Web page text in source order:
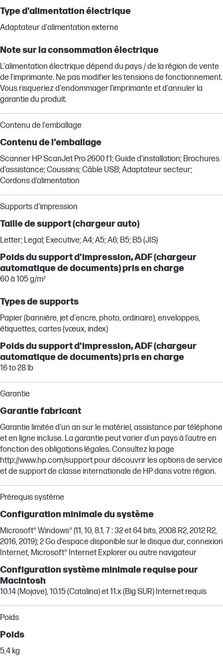
Type d'alimentation électrique
Adaptateur d'alimentation externe
Note sur la consommation électrique
L'alimentation électrique dépend du pays / de la région de vente
de l'imprimante. Ne pas modifier les tensions de fonctionnement.
Vous risqueriez d'endommager l'imprimante et d'annuler la
garantie du produit.
Contenu de l'emballage
Contenu de l’emballage
Scanner HP ScanJet Pro 2600 f1; Guide d’installation; Brochures
d’assistance; Coussins; Câble USB; Adaptateur secteur;
Cordons d’alimentation
Supports d'impression
Taille de support (chargeur auto)
Letter; Legal; Executive; A4; A5; A6; B5; B5 (JIS)
Poids du support d'impression, ADF (chargeur
automatique de documents) pris en charge
60 à 105 g/m²
Types de supports
Papier (bannière, jet d'encre, photo, ordinaire), enveloppes,
étiquettes, cartes (vœux, index)
Poids du support d'impression, ADF (chargeur
automatique de documents) pris en charge
16 to 28 lb
Garantie
Garantie fabricant
Garantie limitée d'un an sur le matériel, assistance par téléphone
et en ligne incluse. La garantie peut varier d’un pays à l’autre en
fonction des obligations légales. Consultez la page
http://www.hp.com/support pour découvrir les options de service
et de support de classe internationale de HP dans votre région.
Prérequis système
Configuration minimale du système
Microsoft® Windows® (11, 10, 8.1, 7 : 32 et 64 bits, 2008 R2, 2012 R2,
2016, 2019); 2 Go d’espace disponible sur le disque dur, connexion
Internet, Microsoft® Internet Explorer ou autre navigateur
Configuration système minimale requise pour
Macintosh
10.14 (Mojave), 10.15 (Catalina) et 11.x (Big SUR) Internet requis
Poids
Poids
5,4 kg